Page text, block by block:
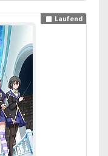
Laufend